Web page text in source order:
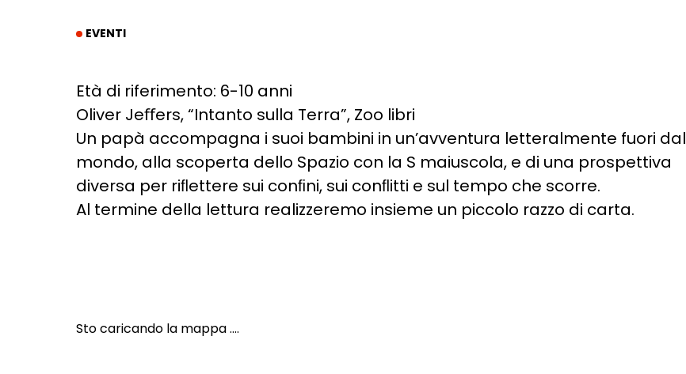
EVENTI
Età di riferimento: 6-10 anni
Oliver Jeﬀers, “Intanto sulla Terra”, Zoo libri
Un papà accompagna i suoi bambini in un’avventura letteralmente fuori dal
mondo, alla scoperta dello Spazio con la S maiuscola, e di una prospettiva
diversa per riﬂettere sui conﬁni, sui conﬂitti e sul tempo che scorre.
Al termine della lettura realizzeremo insieme un piccolo razzo di carta.
Sto caricando la mappa ....